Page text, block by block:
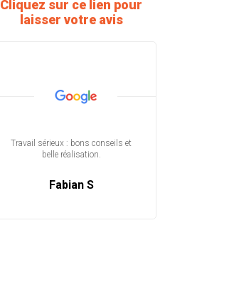
Cliquez sur ce lien pour
laisser votre avis
Travail sérieux : bons conseils et
belle réalisation.
Fabian S